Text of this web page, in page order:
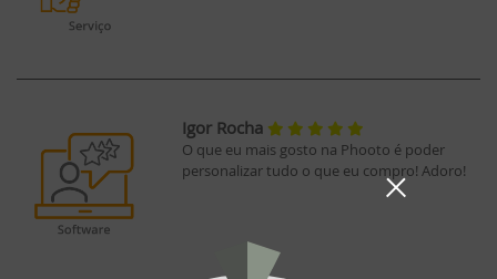
Igor Rocha
O que eu mais gosto na Phooto é poder
personalizar tudo o que eu compro! Adoro!